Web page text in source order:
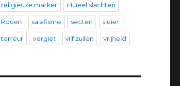
religieuze marker ritueel slachten
Rouen salafisme secten sluier
terreur vergiet vijf zuilen vrijheid